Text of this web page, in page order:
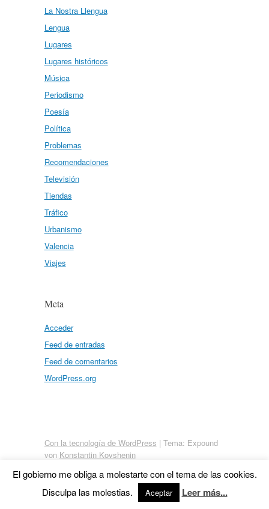
La Nostra Llengua
Lengua
Lugares
Lugares históricos
Música
Periodismo
Poesía
Política
Problemas
Recomendaciones
Televisión
Tiendas
Tráfico
Urbanismo
Valencia
Viajes
Meta
Acceder
Feed de entradas
Feed de comentarios
WordPress.org
Con la tecnología de WordPress | Tema: Expound
von Konstantin Kovshenin
El gobierno me obliga a molestarte con el tema de las cookies.
Disculpa las molestias.
Aceptar Leer más...